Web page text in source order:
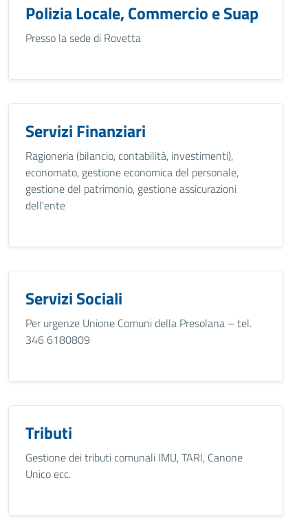
Polizia Locale, Commercio e Suap
Presso la sede di Rovetta
Servizi Finanziari
Ragioneria (bilancio, contabilità, investimenti),
economato, gestione economica del personale,
gestione del patrimonio, gestione assicurazioni
dell'ente
Servizi Sociali
Per urgenze Unione Comuni della Presolana – tel.
346 6180809
Tributi
Gestione dei tributi comunali IMU, TARI, Canone
Unico ecc.